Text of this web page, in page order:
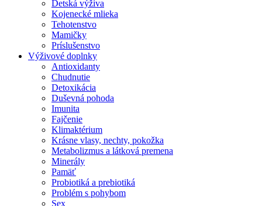
Detská výživa
Kojenecké mlieka
Tehotenstvo
Mamičky
Príslušenstvo
Výživové doplnky
Antioxidanty
Chudnutie
Detoxikácia
Duševná pohoda
Imunita
Fajčenie
Klimaktérium
Krásne vlasy, nechty, pokožka
Metabolizmus a látková premena
Minerály
Pamäť
Probiotiká a prebiotiká
Problém s pohybom
Sex